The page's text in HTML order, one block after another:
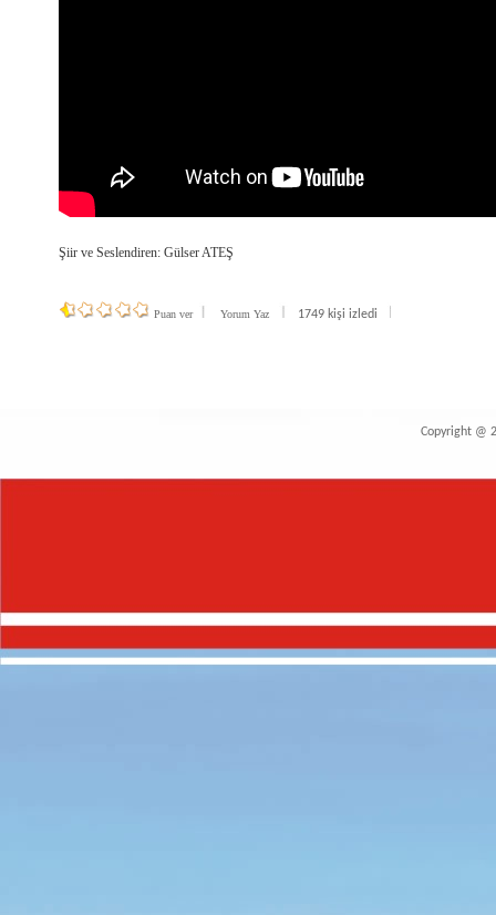
Şiir ve Seslendiren: Gülser ATEŞ
Puan ver Yorum Yaz 1749 kişi izledi
Copyright @